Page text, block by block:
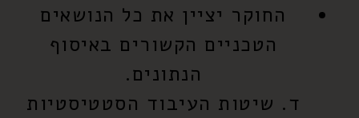
החוקר יציין את כל הנושאים
הטכניים הקשורים באיסוף
הנתונים.
ד. שיטות העיבוד הסטטיסטיות